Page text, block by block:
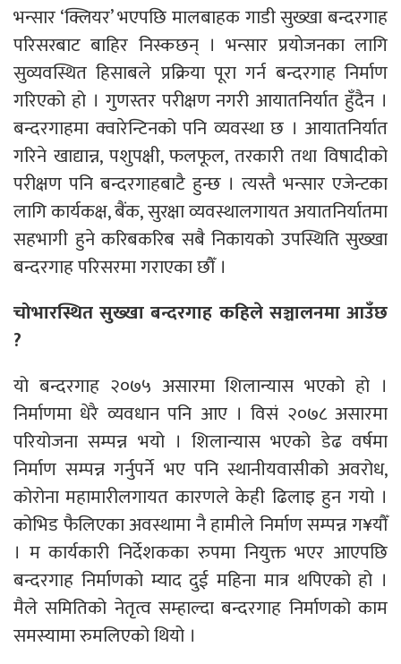
भन्सार ‘क्लियर’ भएपछि मालबाहक गाडी सुख्खा बन्दरगाह
परिसरबाट बाहिर निस्कछन् । भन्सार प्रयोजनका लागि
सुव्यवस्थित हिसाबले प्रक्रिया पूरा गर्न बन्दरगाह निर्माण
गरिएको हो । गुणस्तर परीक्षण नगरी आयातनिर्यात हुँदैन ।
बन्दरगाहमा क्वारेन्टिनको पनि व्यवस्था छ । आयातनिर्यात
गरिने खाद्यान्न, पशुपक्षी, फलफूल, तरकारी तथा विषादीको
परीक्षण पनि बन्दरगाहबाटै हुन्छ । त्यस्तै भन्सार एजेन्टका
लागि कार्यकक्ष, बैंक, सुरक्षा व्यवस्थालगायत अयातनिर्यातमा
सहभागी हुने करिबकरिब सबै निकायको उपस्थिति सुख्खा
बन्दरगाह परिसरमा गराएका छौँ ।
चोभारस्थित सुख्खा बन्दरगाह कहिले सञ्चालनमा आउँछ
?
यो बन्दरगाह २०७५ असारमा शिलान्यास भएको हो ।
निर्माणमा धेरै व्यवधान पनि आए । विसं २०७८ असारमा
परियोजना सम्पन्न भयो । शिलान्यास भएको डेढ वर्षमा
निर्माण सम्पन्न गर्नुपर्ने भए पनि स्थानीयवासीको अवरोध,
कोरोना महामारीलगायत कारणले केही ढिलाइ हुन गयो ।
कोभिड फैलिएका अवस्थामा नै हामीले निर्माण सम्पन्न ग¥यौँ
। म कार्यकारी निर्देशकका रुपमा नियुक्त भएर आएपछि
बन्दरगाह निर्माणको म्याद दुई महिना मात्र थपिएको हो ।
मैले समितिको नेतृत्व सम्हाल्दा बन्दरगाह निर्माणको काम
समस्यामा रुमलिएको थियो ।